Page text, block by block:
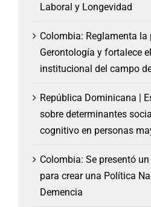
Laboral y Longevidad
Colombia: Reglamenta la
Gerontología y fortalece
institucional del campo
República Dominicana |
sobre determinantes
cognitivo en personas
Colombia: Se presentó
para crear una Política
Demencia